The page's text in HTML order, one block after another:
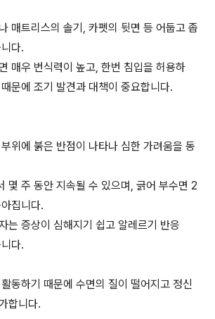
매트리스의 솔기, 카펫의 뒷면 등 어둡고 좁
다.
매우 번식력이 높고, 한번 침입을 허용하
문에 조기 발견과 대책이 중요합니다.
위에 붉은 반점이 나타나 심한 가려움을 동
몇 주 동안 지속될 수 있으며, 긁어 부수면 2
집니다.
는 증상이 심해지기 쉽고 알레르기 반응
다.
동하기 때문에 수면의 질이 떨어지고 정신
합니다.